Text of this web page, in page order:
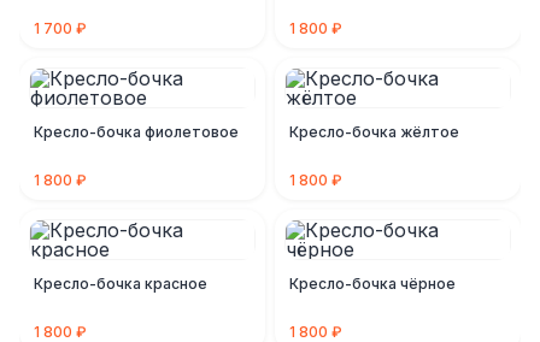
1 700 ₽ 1 800 ₽
Кресло-бочка фиолетовое
1 800 ₽
Кресло-бочка жёлтое
1 800 ₽
Кресло-бочка красное
1 800 ₽
Кресло-бочка чёрное
1 800 ₽